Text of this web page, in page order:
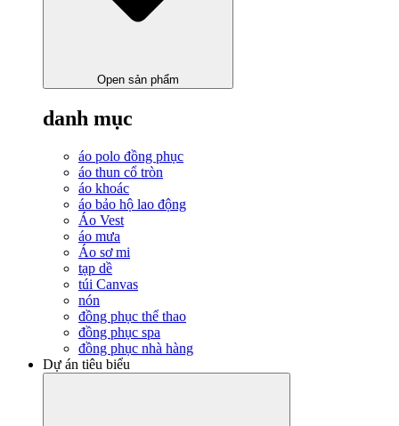
Open sản phẩm
danh mục
áo polo đồng phục
áo thun cổ tròn
áo khoác
áo bảo hộ lao động
Áo Vest
áo mưa
Áo sơ mi
tạp dề
túi Canvas
nón
đồng phục thể thao
đồng phục spa
đồng phục nhà hàng
Dự án tiêu biểu